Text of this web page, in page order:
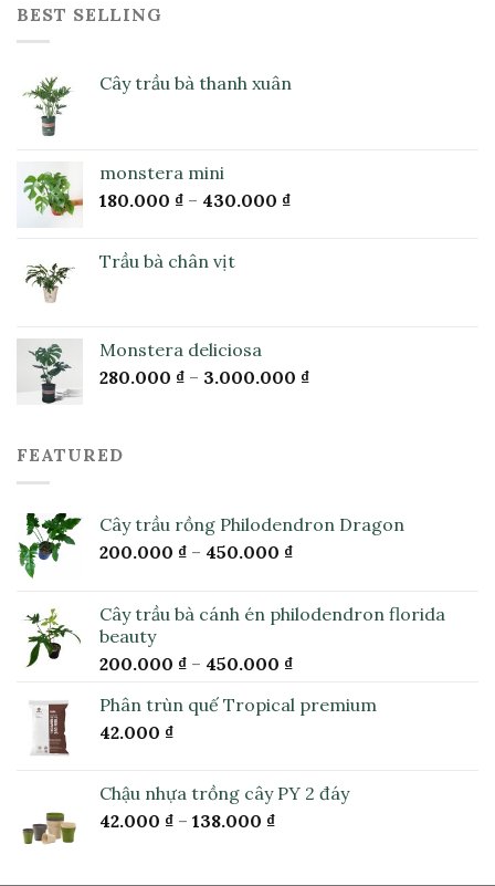
BEST SELLING
Cây trầu bà thanh xuân
monstera mini
180.000 ₫ – 430.000 ₫
Trầu bà chân vịt
Monstera deliciosa
280.000 ₫ – 3.000.000 ₫
FEATURED
Cây trầu rồng Philodendron Dragon
200.000 ₫ – 450.000 ₫
Cây trầu bà cánh én philodendron florida
beauty
200.000 ₫ – 450.000 ₫
Phân trùn quế Tropical premium
42.000 ₫
Chậu nhựa trồng cây PY 2 đáy
42.000 ₫ – 138.000 ₫